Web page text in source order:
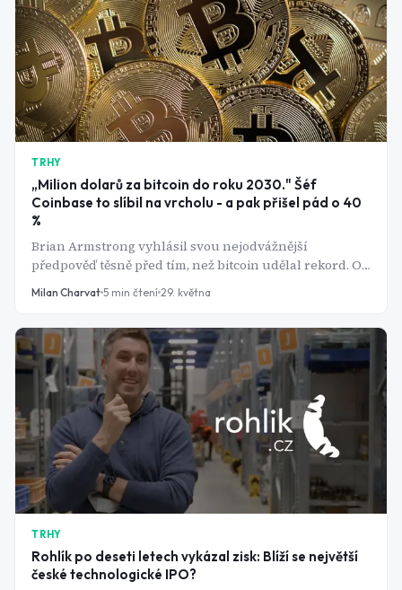
TRHY
„Milion dolarů za bitcoin do roku 2030." Šéf
Coinbase to slíbil na vrcholu - a pak přišel pád o 40
%
Brian Armstrong vyhlásil svou nejodvážnější
předpověď těsně před tím, než bitcoin udělal rekord. Od
té doby ztratil přes 40 %. Je cíl milion dolarů sázka
Milan Charvat 5 min čtení 29. května
TRHY
Rohlík po deseti letech vykázal zisk: Blíží se největší
české technologické IPO?